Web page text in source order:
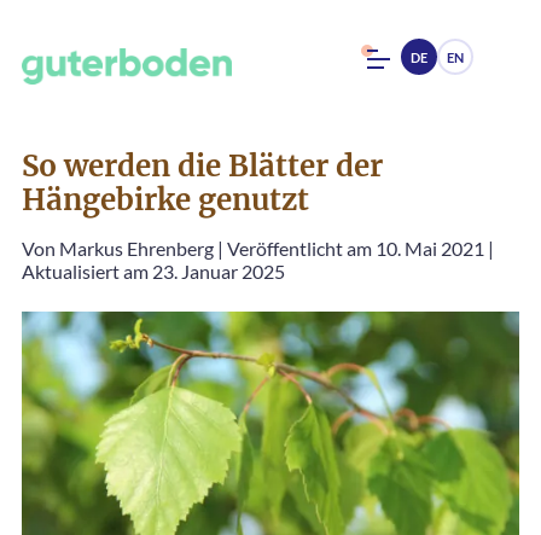
DE EN
So werden die Blätter der
Hängebirke genutzt
Von Markus Ehrenberg | Veröffentlicht am 10. Mai 2021 |
Aktualisiert am 23. Januar 2025